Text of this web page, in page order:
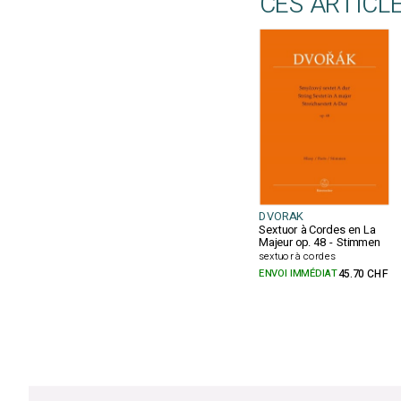
DVORAK
Sextuor à Cordes en La
Majeur op. 48 - Stimmen
sextuor à cordes
ENVOI IMMÉDIAT45.70 CHF